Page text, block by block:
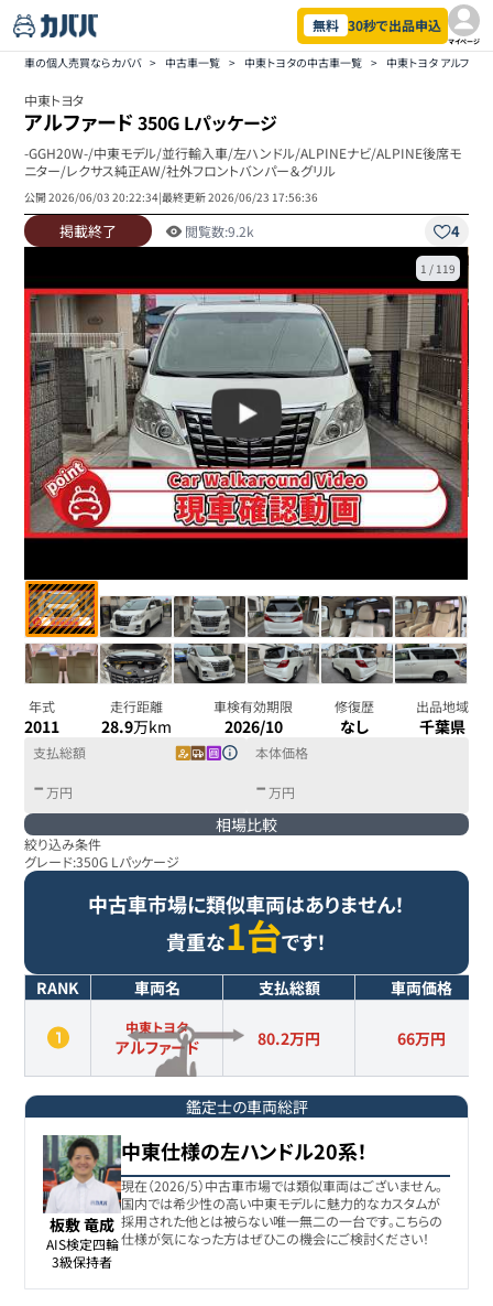
無料 30秒で出品申込
マイページ
車の個人売買ならカババ > 中古車一覧 > 中東トヨタの中古車一覧 > 中東トヨタ アルファ
中東トヨタ
アルファード350G Lパッケージ
-GGH20W-/中東モデル/並行輸入車/左ハンドル/ALPINEナビ/ALPINE後席モ
ニター/レクサス純正AW/社外フロントバンパー＆グリル
公開2026/06/03 20:22:34|最終更新2026/06/23 17:56:36
掲載終了 閲覧数:9.2k 4
1 / 119
年式
2011
走行距離
28.9万km
車検有効期限
2026/10
修復歴
なし
出品地域
千葉県
支払総額
- 万円
本体価格
- 万円
相場比較
絞り込み条件
グレード:350G Lパッケージ
中古車市場に類似車両はありません！
貴重な1台です！
RANK 車両名 支払総額 車両価格
中東トヨタ
アルファード 80.2万円 66万円
鑑定士の車両総評
板敷 竜成
AIS検定四輪
3級保持者
中東仕様の左ハンドル20系！
現在（2026/5）中古車市場では類似車両はございません。
国内では希少性の高い中東モデルに魅力的なカスタムが
採用された他とは被らない唯一無二の一台です。こちらの
仕様が気になった方はぜひこの機会にご検討ください！